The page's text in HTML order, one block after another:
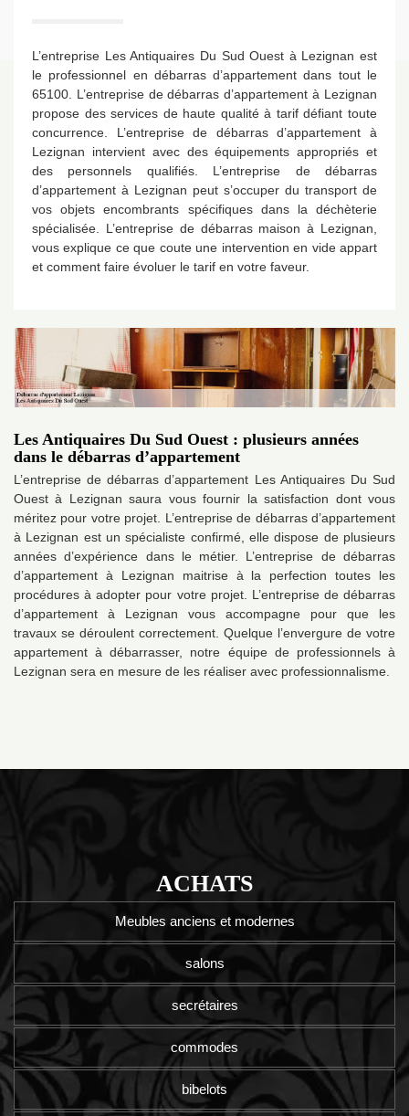
L’entreprise Les Antiquaires Du Sud Ouest à Lezignan est
le professionnel en débarras d’appartement dans tout le
65100. L’entreprise de débarras d’appartement à Lezignan
propose des services de haute qualité à tarif défiant toute
concurrence. L’entreprise de débarras d’appartement à
Lezignan intervient avec des équipements appropriés et
des personnels qualifiés. L’entreprise de débarras
d’appartement à Lezignan peut s’occuper du transport de
vos objets encombrants spécifiques dans la déchèterie
spécialisée. L’entreprise de débarras maison à Lezignan,
vous explique ce que coute une intervention en vide appart
et comment faire évoluer le tarif en votre faveur.
Les Antiquaires Du Sud Ouest : plusieurs années
dans le débarras d’appartement
L’entreprise de débarras d’appartement Les Antiquaires Du Sud
Ouest à Lezignan saura vous fournir la satisfaction dont vous
méritez pour votre projet. L’entreprise de débarras d’appartement
à Lezignan est un spécialiste confirmé, elle dispose de plusieurs
années d’expérience dans le métier. L’entreprise de débarras
d’appartement à Lezignan maitrise à la perfection toutes les
procédures à adopter pour votre projet. L’entreprise de débarras
d’appartement à Lezignan vous accompagne pour que les
travaux se déroulent correctement. Quelque l’envergure de votre
appartement à débarrasser, notre équipe de professionnels à
Lezignan sera en mesure de les réaliser avec professionnalisme.
ACHATS
Meubles anciens et modernes
salons
secrétaires
commodes
bibelots